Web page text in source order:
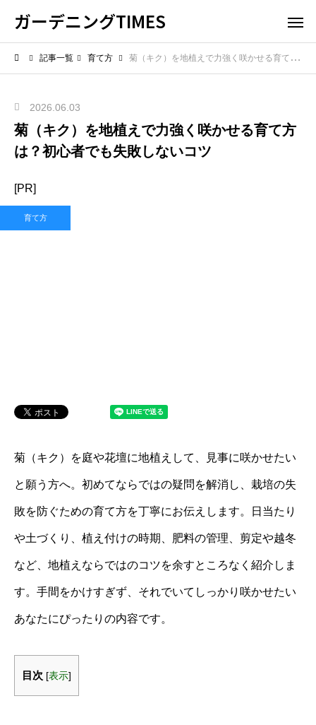
ガーデニングTIMES
記事一覧 育て方 菊（キク）を地植えで力強く咲かせる育て方は？初心者でも失敗しないコツ
2026.06.03
菊（キク）を地植えで力強く咲かせる育て方
は？初心者でも失敗しないコツ
[PR]
育て方
菊（キク）を庭や花壇に地植えして、見事に咲かせたい
と願う方へ。初めてならではの疑問を解消し、栽培の失
敗を防ぐための育て方を丁寧にお伝えします。日当たり
や土づくり、植え付けの時期、肥料の管理、剪定や越冬
など、地植えならではのコツを余すところなく紹介しま
す。手間をかけすぎず、それでいてしっかり咲かせたい
あなたにぴったりの内容です。
目次 [表示]